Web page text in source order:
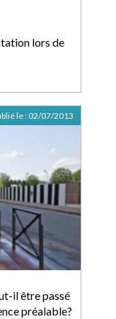
lors de
il être passé
préalable?
le : 02/07/2013